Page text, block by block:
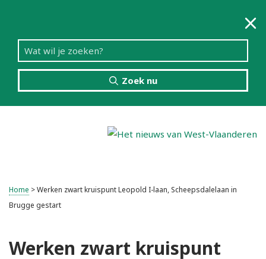
Zoek nu
Home >Werken zwart kruispunt Leopold I-laan, Scheepsdalelaan in
Brugge gestart
Werken zwart kruispunt